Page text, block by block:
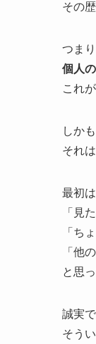
その
つまり
個人
これ
しか
それ
最初は
「見
「ち
「他
と思
誠実
そう